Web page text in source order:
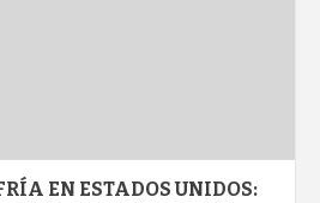
EN ESTADOS UNIDOS: